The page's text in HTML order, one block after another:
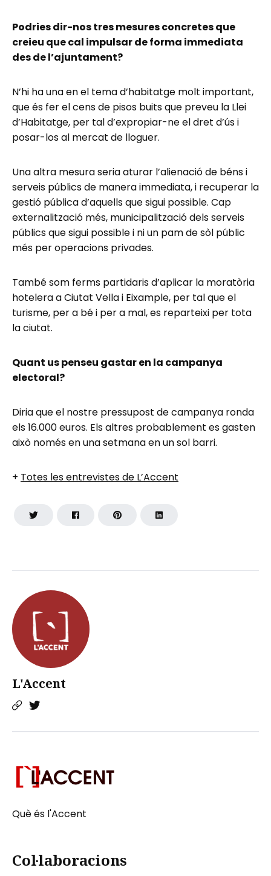
L'Accent
Podries dir-nos tres mesures concretes que
creieu que cal impulsar de forma immediata
des de l’ajuntament?
N’hi ha una en el tema d’habitatge molt important,
que és fer el cens de pisos buits que preveu la Llei
d’Habitatge, per tal d’expropiar-ne el dret d’ús i
posar-los al mercat de lloguer.
Una altra mesura seria aturar l’alienació de béns i
serveis públics de manera immediata, i recuperar la
gestió pública d’aquells que sigui possible. Cap
externalització més, municipalització dels serveis
públics que sigui possible i ni un pam de sòl públic
més per operacions privades.
També som ferms partidaris d’aplicar la moratòria
hotelera a Ciutat Vella i Eixample, per tal que el
turisme, per a bé i per a mal, es reparteixi per tota
la ciutat.
Quant us penseu gastar en la campanya
electoral?
Diria que el nostre pressupost de campanya ronda
els 16.000 euros. Els altres probablement es gasten
això només en una setmana en un sol barri.
+ Totes les entrevistes de L’Accent
Què és l'Accent
Col·laboracions